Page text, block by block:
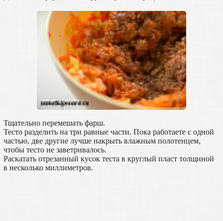
Тщательно перемешать фарш.
Тесто разделить на три равные части. Пока работаете с одной
частью, две другие лучше накрыть влажным полотенцем,
чтобы тесто не заветривалось.
Раскатать отрезанный кусок теста в круглый пласт толщиной
в несколько миллиметров.